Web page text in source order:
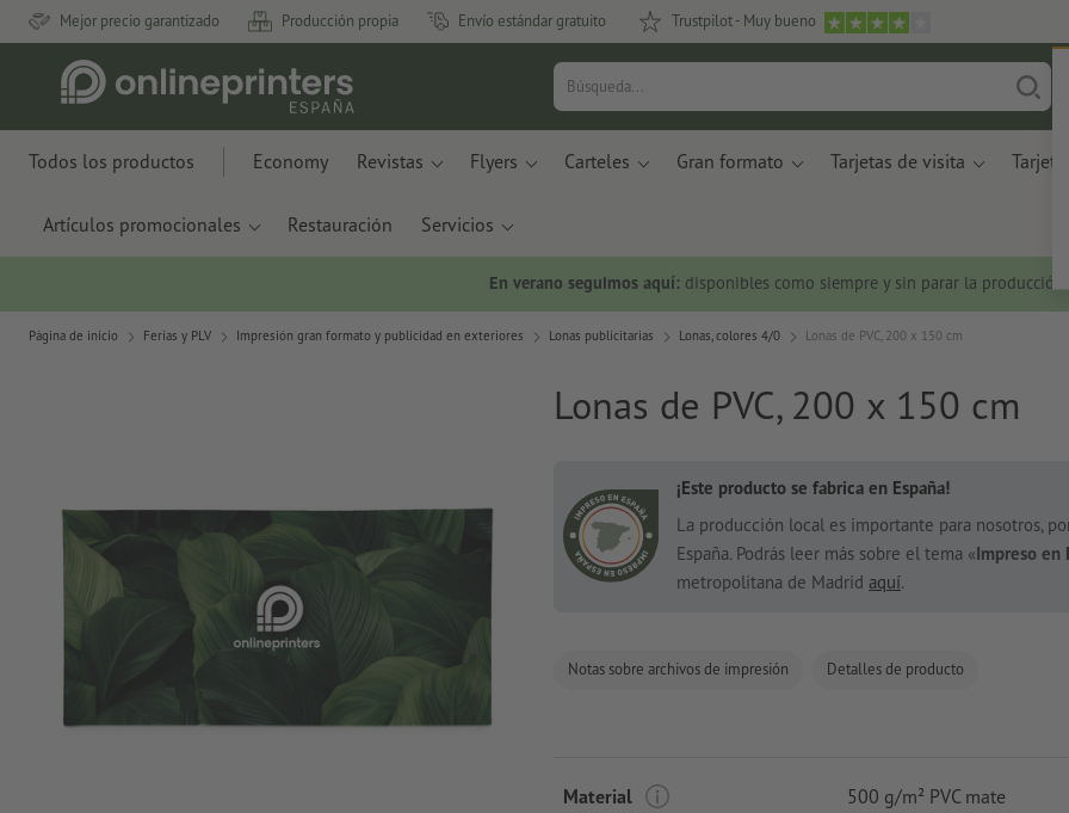
Mejor precio garantizado Producción propia Envío estándar gratuito Trustpilot - Muy bueno
Todos los productos Economy Revistas Flyers Carteles Gran formato Tarjetas de visita Tarjetas
Artículos promocionales Restauración Servicios
En verano seguimos aquí: disponibles como siempre y sin parar la producción.
Página de inicio Ferias y PLV Impresión gran formato y publicidad en exteriores Lonas publicitarias Lonas, colores 4/0 Lonas de PVC, 200 x 150 cm
Lonas de PVC, 200 x 150 cm
¡Este producto se fabrica en España!
La producción local es importante para nosotros,
España. Podrás leer más sobre el tema «Impreso en
metropolitana de Madrid aquí.
Notas sobre archivos de impresión Detalles de producto
Material 500 g/m² PVC mate